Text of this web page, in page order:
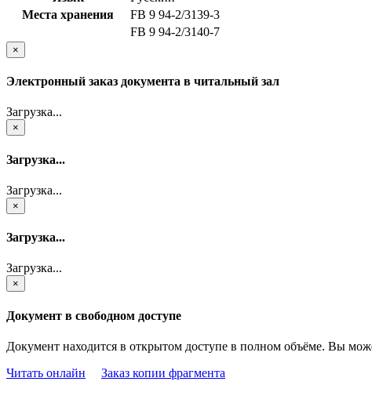
Места хранения
FB 9 94-2/3139-3
FB 9 94-2/3140-7
×
Электронный заказ документа в читальный зал
Загрузка...
×
Загрузка...
Загрузка...
×
Загрузка...
Загрузка...
×
Документ в свободном доступе
Документ находится в открытом доступе в полном объёме. Вы
Читать онлайн
Заказ копии фрагмента